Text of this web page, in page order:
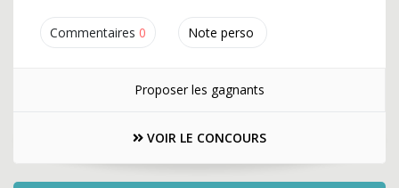
Commentaires 0 Note perso
Proposer les gagnants
VOIR LE CONCOURS